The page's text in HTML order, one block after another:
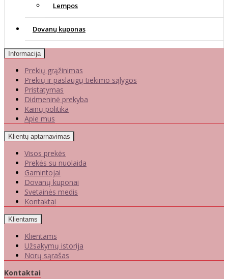
Lempos
Dovanų kuponas
Informacija
Prekių grąžinimas
Prekių ir paslaugų tiekimo sąlygos
Pristatymas
Didmeninė prekyba
Kainų politika
Apie mus
Klientų aptarnavimas
Visos prekės
Prekės su nuolaida
Gamintojai
Dovanų kuponai
Svetainės medis
Kontaktai
Klientams
Klientams
Užsakymų istorija
Norų sąrašas
Kontaktai